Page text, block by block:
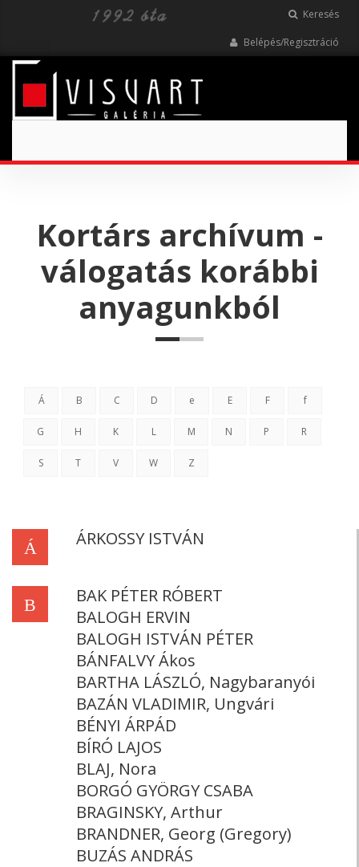
Keresés
Belépés/Regisztráció
Kortárs archívum -
válogatás korábbi
anyagunkból
Á B C D e E F f
G H K L M N P R
S T V W Z
Á ÁRKOSSY ISTVÁN
B
BAK PÉTER RÓBERT
BALOGH ERVIN
BALOGH ISTVÁN PÉTER
BÁNFALVY Ákos
BARTHA LÁSZLÓ, Nagybaranyói
BAZÁN VLADIMIR, Ungvári
BÉNYI ÁRPÁD
BÍRÓ LAJOS
BLAJ, Nora
BORGÓ GYÖRGY CSABA
BRAGINSKY, Arthur
BRANDNER, Georg (Gregory)
BUZÁS ANDRÁS